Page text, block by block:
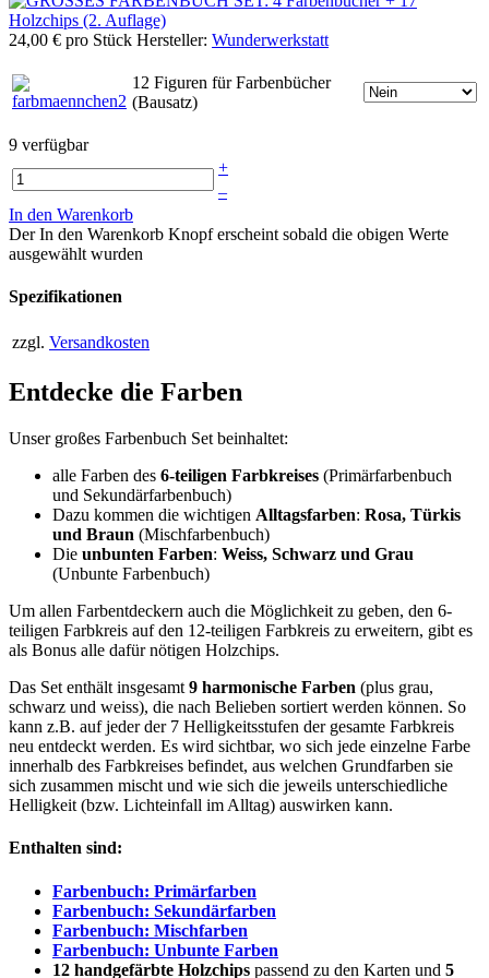
24,00 € pro Stück Hersteller: Wunderwerkstatt
12 Figuren für Farbenbücher
(Bausatz)
9 verfügbar
+
–
In den Warenkorb
Der In den Warenkorb Knopf erscheint sobald die obigen Werte
ausgewählt wurden
Spezifikationen
zzgl. Versandkosten
Entdecke die Farben
Unser großes Farbenbuch Set beinhaltet:
alle Farben des 6-teiligen Farbkreises (Primärfarbenbuch
und Sekundärfarbenbuch)
Dazu kommen die wichtigen Alltagsfarben: Rosa, Türkis
und Braun (Mischfarbenbuch)
Die unbunten Farben: Weiss, Schwarz und Grau
(Unbunte Farbenbuch)
Um allen Farbentdeckern auch die Möglichkeit zu geben, den 6-
teiligen Farbkreis auf den 12-teiligen Farbkreis zu erweitern, gibt es
als Bonus alle dafür nötigen Holzchips.
Das Set enthält insgesamt 9 harmonische Farben (plus grau,
schwarz und weiss), die nach Belieben sortiert werden können. So
kann z.B. auf jeder der 7 Helligkeitsstufen der gesamte Farbkreis
neu entdeckt werden. Es wird sichtbar, wo sich jede einzelne Farbe
innerhalb des Farbkreises befindet, aus welchen Grundfarben sie
sich zusammen mischt und wie sich die jeweils unterschiedliche
Helligkeit (bzw. Lichteinfall im Alltag) auswirken kann.
Enthalten sind:
Farbenbuch: Primärfarben
Farbenbuch: Sekundärfarben
Farbenbuch: Mischfarben
Farbenbuch: Unbunte Farben
12 handgefärbte Holzchips passend zu den Karten und 5